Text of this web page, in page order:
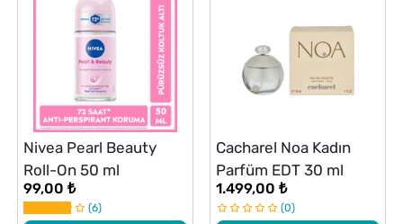
Nivea Pearl Beauty
Roll-On 50 ml
99,00 ₺
6
Cacharel Noa Kadın
Parfüm EDT 30 ml
1.499,00 ₺
0